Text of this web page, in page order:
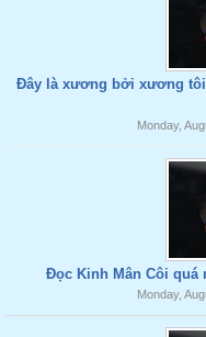
Đây là xương bởi xương
Monday,
Đọc Kinh Mân Côi quá
Monday,